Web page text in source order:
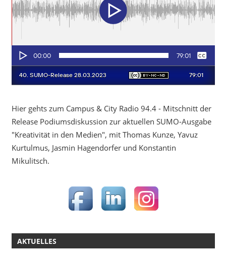
Hier gehts zum Campus & City Radio 94.4 - Mitschnitt der
Release Podiumsdiskussion zur aktuellen SUMO-Ausgabe
"Kreativität in den Medien", mit Thomas Kunze, Yavuz
Kurtulmus, Jasmin Hagendorfer und Konstantin
Mikulitsch.
AKTUELLES